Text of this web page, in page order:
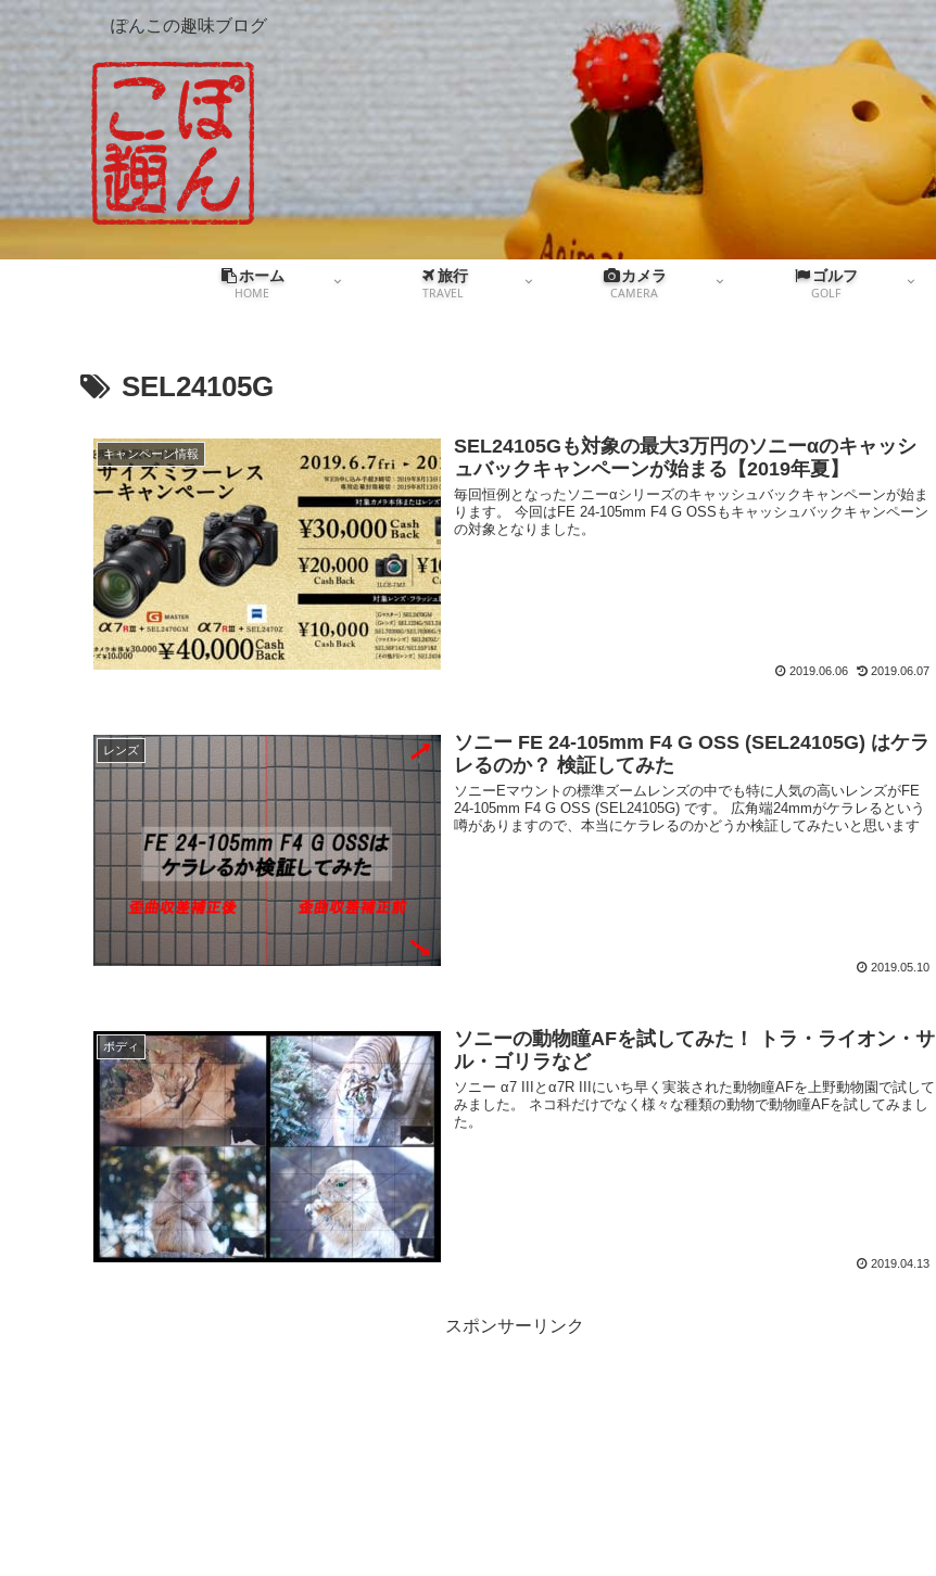
ぽんこの趣味ブログ
ホーム
HOME
旅行
TRAVEL
カメラ
CAMERA
ゴルフ
GOLF
SEL24105G
キャンペーン情報
SEL24105Gも対象の最大3万円のソニーαのキャッシ
ュバックキャンペーンが始まる【2019年夏】
毎回恒例となったソニーαシリーズのキャッシュバックキャンペーンが始ま
ります。 今回はFE 24-105mm F4 G OSSもキャッシュバックキャンペーン
の対象となりました。
2019.06.06 2019.06.07
レンズ
ソニー FE 24-105mm F4 G OSS (SEL24105G) はケラ
レるのか？ 検証してみた
ソニーEマウントの標準ズームレンズの中でも特に人気の高いレンズがFE
24-105mm F4 G OSS (SEL24105G) です。 広角端24mmがケラレるという
噂がありますので、本当にケラレるのかどうか検証してみたいと思います
2019.05.10
ボディ
ソニーの動物瞳AFを試してみた！ トラ・ライオン・サ
ル・ゴリラなど
ソニー α7 IIIとα7R IIIにいち早く実装された動物瞳AFを上野動物園で試して
みました。 ネコ科だけでなく様々な種類の動物で動物瞳AFを試してみまし
た。
2019.04.13
スポンサーリンク